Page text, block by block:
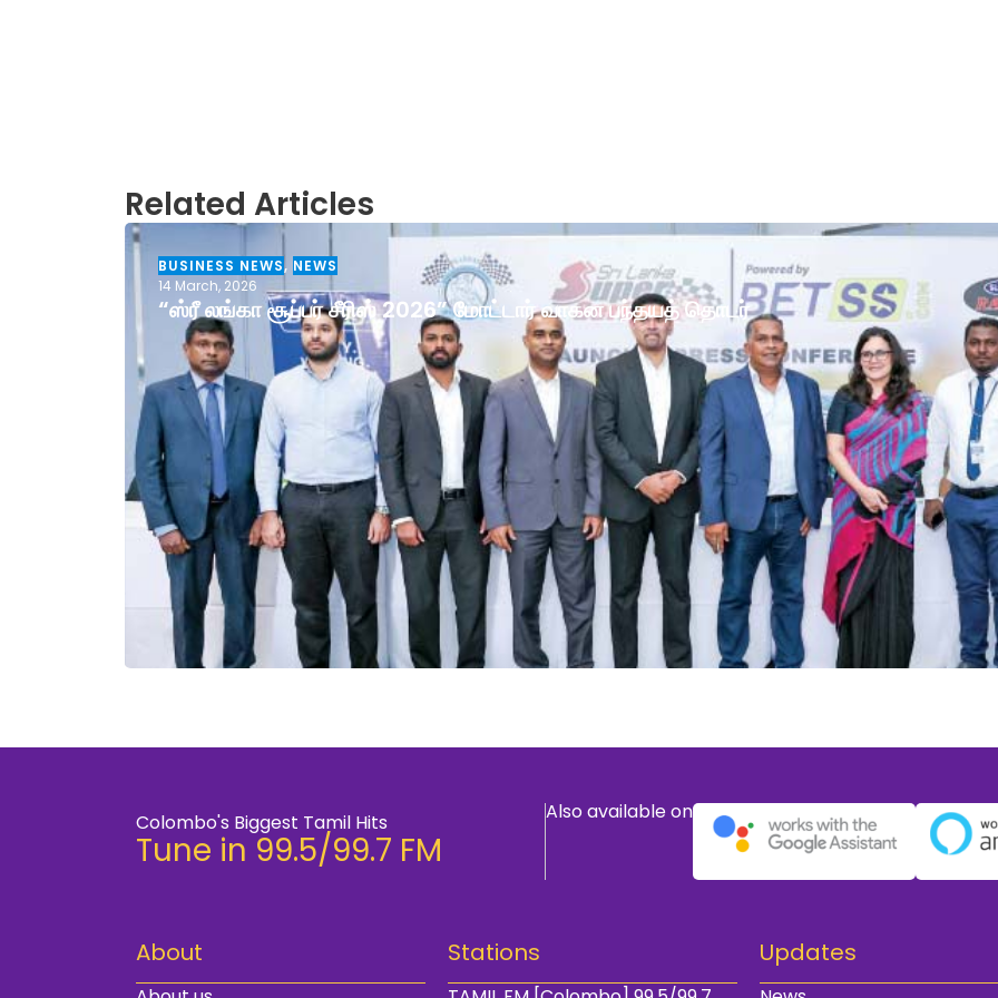
Related Articles
BUSINESS NEWS, NEWS
14 March, 2026
“ஸ்ரீ லங்கா சூப்பர் சீரிஸ் 2026” மோட்டார் வாகன பந்தயத் தொடர்
Colombo's Biggest Tamil Hits
Tune in 99.5/99.7 FM
Also available on
About Stations Updates